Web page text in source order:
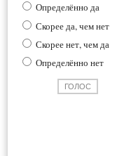
Определённо да
Скорее да, чем нет
Скорее нет, чем да
Определённо нет